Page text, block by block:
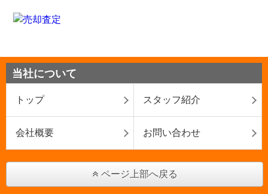
当社について
トップ スタッフ紹介
会社概要 お問い合わせ
ページ上部へ戻る